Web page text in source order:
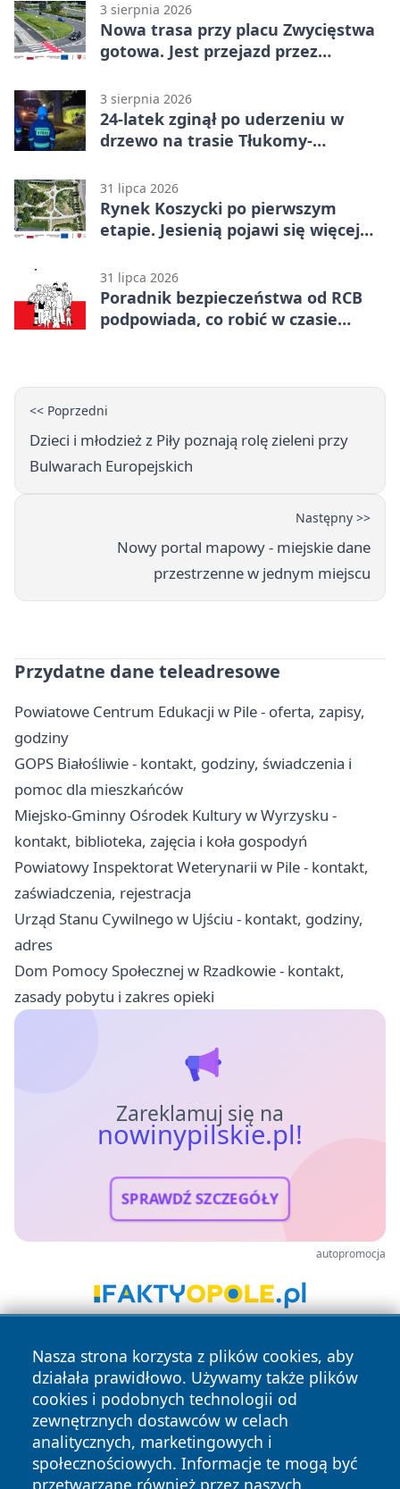
3 sierpnia 2026
Nowa trasa przy placu Zwycięstwa
gotowa. Jest przejazd przez
3 sierpnia 2026
24-latek zginął po uderzeniu w
drzewo na trasie Tłukomy-
31 lipca 2026
Rynek Koszycki po pierwszym
etapie. Jesienią pojawi się więcej
31 lipca 2026
Poradnik bezpieczeństwa od RCB
podpowiada, co robić w czasie
<< Poprzedni
Dzieci i młodzież z Piły poznają rolę zieleni przy
Bulwarach Europejskich
Następny >>
Nowy portal mapowy - miejskie dane
przestrzenne w jednym miejscu
Przydatne dane teleadresowe
Powiatowe Centrum Edukacji w Pile - oferta, zapisy,
godziny
GOPS Białośliwie - kontakt, godziny, świadczenia i
pomoc dla mieszkańców
Miejsko-Gminny Ośrodek Kultury w Wyrzysku -
kontakt, biblioteka, zajęcia i koła gospodyń
Powiatowy Inspektorat Weterynarii w Pile - kontakt,
zaświadczenia, rejestracja
Urząd Stanu Cywilnego w Ujściu - kontakt, godziny,
adres
Dom Pomocy Społecznej w Rzadkowie - kontakt,
zasady pobytu i zakres opieki
Zareklamuj się na
nowinypilskie.pl!
SPRAWDŹ SZCZEGÓŁY
autopromocja
Nasza strona korzysta z plików cookies, aby
działała prawidłowo. Używamy także plików
cookies i podobnych technologii od
zewnętrznych dostawców w celach
analitycznych, marketingowych i
społecznościowych. Informacje te mogą być
przetwarzane również przez naszych
Copyright © 2026 nowinypilskie.pl Wszystkie prawa
zastrzeżone.